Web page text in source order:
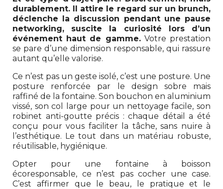
durablement. Il attire le regard sur un brunch,
déclenche la discussion pendant une pause
networking, suscite la curiosité lors d’un
événement haut de gamme.Votre prestation
se pare d’une dimension responsable, qui rassure
autant qu’elle valorise.
Ce n’est pas un geste isolé, c’est une posture. Une
posture renforcée par le design sobre mais
raffiné de la fontaine. Son bouchon en aluminium
vissé, son col large pour un nettoyage facile, son
robinet anti-goutte précis : chaque détail a été
conçu pour vous faciliter la tâche, sans nuire à
l’esthétique. Le tout dans un matériau robuste,
réutilisable, hygiénique.
Opter pour une fontaine à boisson
écoresponsable, ce n’est pas cocher une case.
C’est affirmer que le beau, le pratique et le